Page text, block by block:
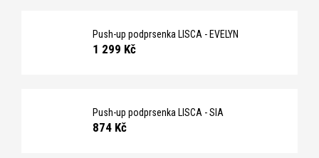
Push-up podprsenka LISCA - EVELYN
1 299 Kč
Push-up podprsenka LISCA - SIA
874 Kč